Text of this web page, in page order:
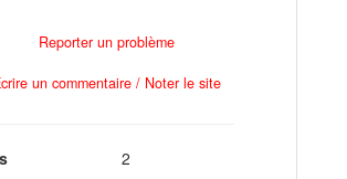
Reporter un problème
un commentaire / Noter le site
2